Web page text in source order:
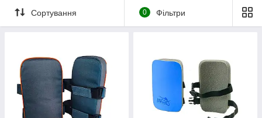
Сортування 0 Фільтри